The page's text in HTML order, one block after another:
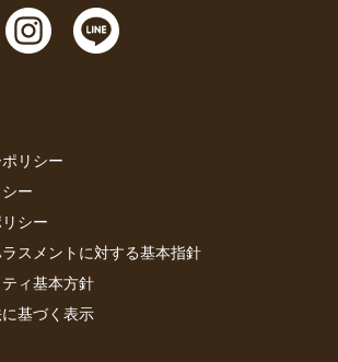
リシー
ー
シー
スメントに対する基本指針
ィ基本方針
基づく表示